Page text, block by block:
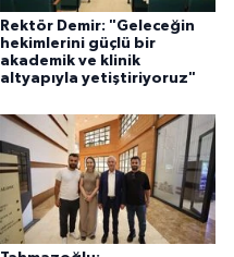
Rektör Demir: "Geleceğin
hekimlerini güçlü bir
akademik ve klinik
altyapıyla yetiştiriyoruz"